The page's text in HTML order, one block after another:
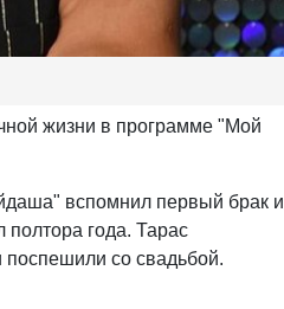
жизни в программе "Мой
вспомнил первый брак и
полтора года. Тарас
поспешили со свадьбой.